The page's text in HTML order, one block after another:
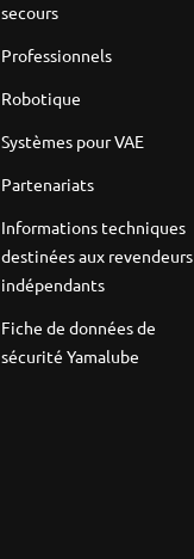
secours
Professionnels
Robotique
Systèmes pour VAE
Partenariats
Informations techniques
destinées aux revendeurs
indépendants
Fiche de données de
sécurité Yamalube